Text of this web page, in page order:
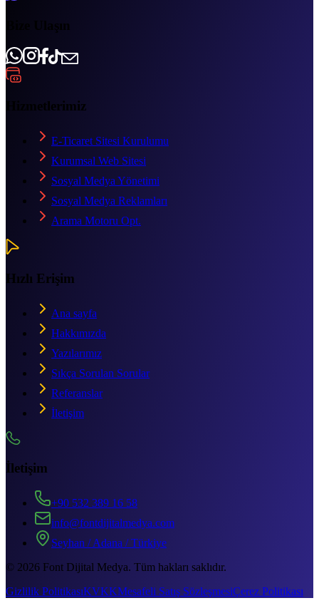
Bize Ulaşın
Hizmetlerimiz
E-Ticaret Sitesi Kurulumu
Kurumsal Web Sitesi
Sosyal Medya Yönetimi
Sosyal Medya Reklamları
Arama Motoru Opt.
Hızlı Erişim
Ana sayfa
Hakkımızda
Yazılarımız
Sıkça Sorulan Sorular
Referanslar
İletişim
İletişim
+90 532 389 16 58
info@fontdijitalmedya.com
Seyhan / Adana / Türkiye
© 2026 Font Dijital Medya. Tüm hakları saklıdır.
Gizlilik PolitikasıKVKKMesafeli Satış SözleşmesiÇerez Politikası